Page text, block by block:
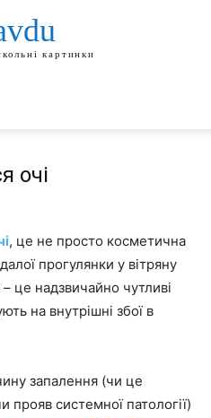
картинки
очі
, це не просто косметична
прогулянки у вітряну
це надзвичайно чутливі
на внутрішні збої в
запалення (чи це
системної патології)